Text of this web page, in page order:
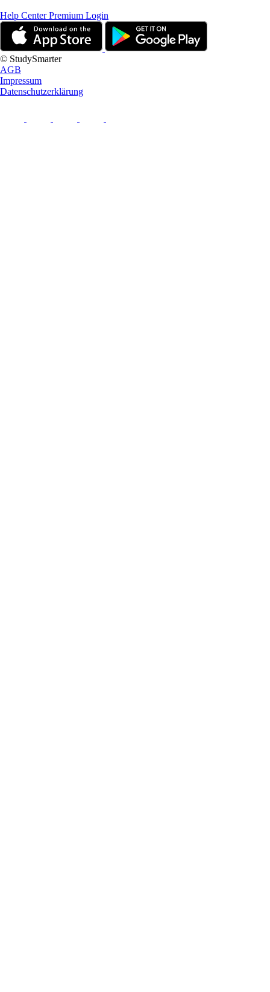
Help CenterPremium Login
© StudySmarter
AGB
Impressum
Datenschutzerklärung